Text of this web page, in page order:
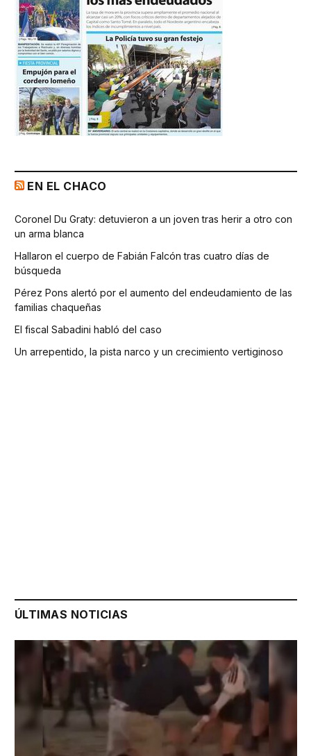
EN EL CHACO
Coronel Du Graty: detuvieron a un joven tras herir a otro con
un arma blanca
Hallaron el cuerpo de Fabián Falcón tras cuatro días de
búsqueda
Pérez Pons alertó por el aumento del endeudamiento de las
familias chaqueñas
El fiscal Sabadini habló del caso
Un arrepentido, la pista narco y un crecimiento vertiginoso
ÚLTIMAS NOTICIAS